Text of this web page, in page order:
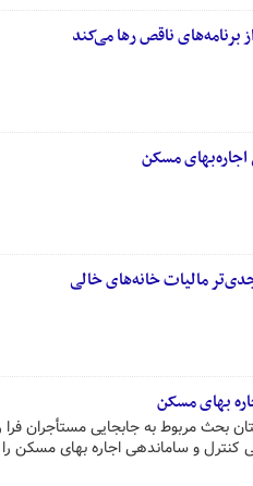
برنامه‌های ناقص رها می‌کند
مسکن
مالیات خانه‌های خالی
بهای مسکن
بحث مربوط به جابجایی مستأجران
و ساماندهی اجاره بهای مسکن را